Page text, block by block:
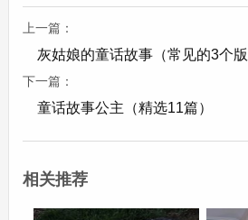
《我的小伙伴》
小美留着一头乌黑亮丽的长发
尾辫，走起路来一甩一甩的，
肤白皙，笑起来脸上有两个
上一篇：
灰姑娘的童话故事（常见的3个版
下一篇：
童话故事公主（精选11篇）
相关推荐